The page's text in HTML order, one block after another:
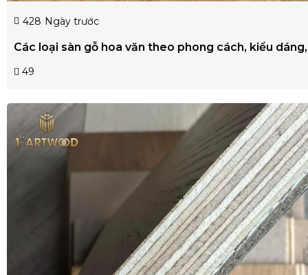
428 Ngày trước
Các loại sàn gỗ hoa văn theo phong cách, kiểu
49